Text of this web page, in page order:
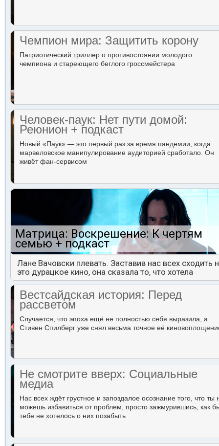
Чемпион мира: Защитить корону
Патриотический триллер о противостоянии молодого
чемпиона и стареющего беглого гроссмейстера
Человек-паук: Нет пути домой:
Реюнион + подкаст
Новый «Паук» — это первый раз за время пандемии, когда
марвеловское манипулирование аудиторией сработало. Он
живёт фан-сервисом
Матрица: Воскрешение: К чертям
семью + подкаст
Лане Вачовски плевать. Заставив нас всех сходить
это дурацкое кино, она сказала то, что хотела
Вестсайдская история: Перед
рассветом
Случается, что эпоха ещё не полностью себя выразила, а
Стивен Спилберг уже снял весьма точное её
Не смотрите вверх: Социальные
медиа
Нас всех ждёт грустное и запоздалое осознание того, что ты
можешь избавиться от проблем, просто зажмурившись, как
тебе не хотелось о них позабыть